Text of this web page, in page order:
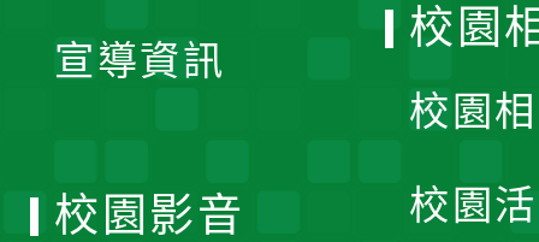
宣導資訊
校園
校園
校園
校園影音